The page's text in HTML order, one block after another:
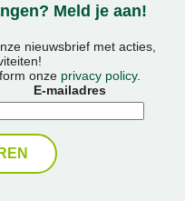
Meld je aan!
nieuwsbrief met acties,
onze privacy policy.
E-mailadres